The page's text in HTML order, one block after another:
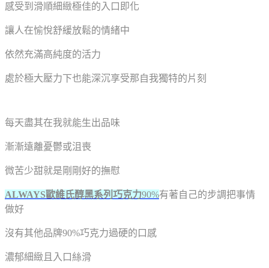
感受到滑順細緻極佳的入口即化
讓人在愉悅舒緩放鬆的情緒中
依然充滿高純度的活力
處於極大壓力下也能深沉享受那自我獨特的片刻
每天盡其在我就能生出品味
漸漸遠離憂鬱或沮喪
微苦少甜就是剛剛好的撫慰
ALWAYS歐維氏醇黑系列巧克力90%有著自己的步調把事情
做好
沒有其他品牌90%巧克力過硬的口感
濃郁細緻且入口絲滑